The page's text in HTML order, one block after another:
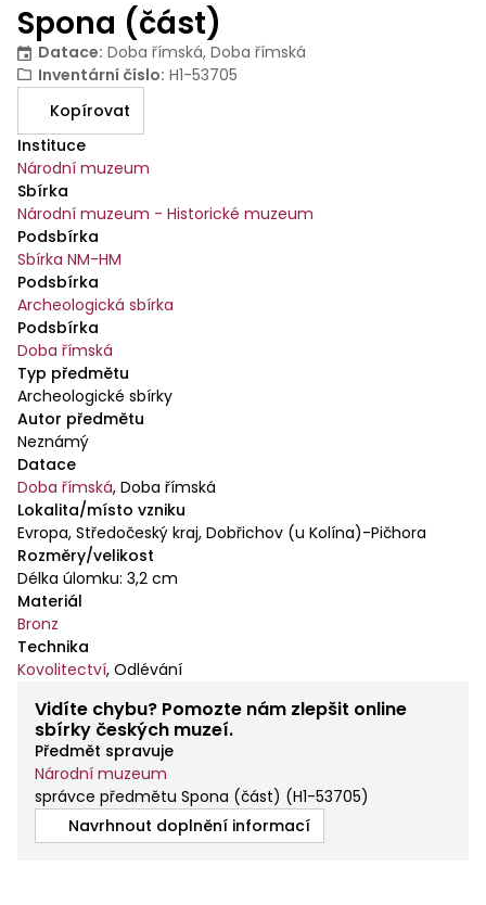
Spona (část)
Datace: Doba římská, Doba římská
Inventární číslo: H1-53705
Kopírovat
Instituce
Národní muzeum
Sbírka
Národní muzeum - Historické muzeum
Podsbírka
Sbírka NM-HM
Podsbírka
Archeologická sbírka
Podsbírka
Doba římská
Typ předmětu
Archeologické sbírky
Autor předmětu
Neznámý
Datace
Doba římská, Doba římská
Lokalita/místo vzniku
Evropa, Středočeský kraj, Dobřichov (u Kolína)-Pičhora
Rozměry/velikost
Délka úlomku: 3,2 cm
Materiál
Bronz
Technika
Kovolitectví, Odlévání
Vidíte chybu? Pomozte nám zlepšit online
sbírky českých muzeí.
Předmět spravuje
Národní muzeum
správce předmětu Spona (část) (H1-53705)
Navrhnout doplnění informací